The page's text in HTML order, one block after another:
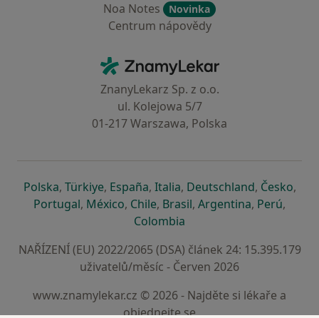
Noa Notes
Novinka
Centrum nápovědy
ZnamyLekar - Hlavní stránka
ZnanyLekarz Sp. z o.o.
ul. Kolejowa 5/7
01-217 Warszawa, Polska
Polskase otevře v nové záložce
, Türkiyese otevře v nové záložce
, Españase otevře v nové záložce
, Italiase otevře v nové záložce
, Deutschlandse otevře v
, Českose
,
Portugalse otevře v nové záložce
, Méxicose otevře v nové záložce
, Chilese otevře v nové záložce
, Brasilse otevře v nové
, Argentinase otevře v
, Perúse
,
Colombia
NAŘÍZENÍ (EU) 2022/2065 (DSA) článek 24: 15.395.179
uživatelů/měsíc - Červen 2026
www.znamylekar.cz © 2026 - Najděte si lékaře a
objednejte se